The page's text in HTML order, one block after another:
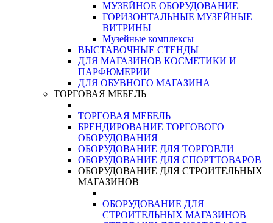
МУЗЕЙНОЕ ОБОРУДОВАНИЕ
ГОРИЗОНТАЛЬНЫЕ МУЗЕЙНЫЕ
ВИТРИНЫ
Музейные комплексы
ВЫСТАВОЧНЫЕ СТЕНДЫ
ДЛЯ МАГАЗИНОВ КОСМЕТИКИ И
ПАРФЮМЕРИИ
ДЛЯ ОБУВНОГО МАГАЗИНА
ТОРГОВАЯ МЕБЕЛЬ
ТОРГОВАЯ МЕБЕЛЬ
БРЕНДИРОВАНИЕ ТОРГОВОГО
ОБОРУДОВАНИЯ
ОБОРУДОВАНИЕ ДЛЯ ТОРГОВЛИ
ОБОРУДОВАНИЕ ДЛЯ СПОРТТОВАРОВ
ОБОРУДОВАНИЕ ДЛЯ СТРОИТЕЛЬНЫХ
МАГАЗИНОВ
ОБОРУДОВАНИЕ ДЛЯ
СТРОИТЕЛЬНЫХ МАГАЗИНОВ